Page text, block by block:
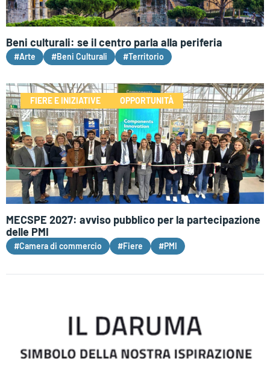
Beni culturali: se il centro parla alla periferia
#Arte #Beni Culturali #Territorio
FIERE E INIZIATIVE OPPORTUNITÀ
MECSPE 2027: avviso pubblico per la partecipazione
delle PMI
#Camera di commercio #Fiere #PMI